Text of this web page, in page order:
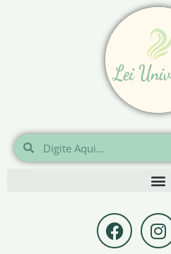
Pesquisar
Pesquisar
F
a
I
n